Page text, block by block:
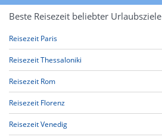
Beste Reisezeit beliebter Urlaubsziele
Reisezeit Paris
Reisezeit Thessaloniki
Reisezeit Rom
Reisezeit Florenz
Reisezeit Venedig